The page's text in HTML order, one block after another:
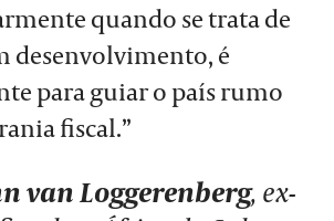
quando se trata de
desenvolvimento, é
para guiar o país rumo
fiscal.”
van Loggerenberg, ex-